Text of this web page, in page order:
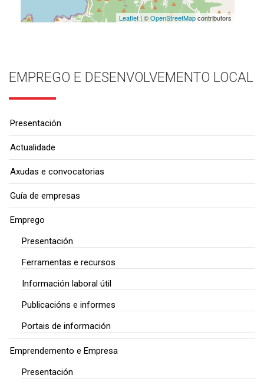
Leaflet| ©OpenStreetMapcontributors
EMPREGO E DESENVOLVEMENTO LOCAL
Presentación
Actualidade
Axudas e convocatorias
Guía de empresas
Emprego
Presentación
Ferramentas e recursos
Información laboral útil
Publicacións e informes
Portais de información
Emprendemento e Empresa
Presentación